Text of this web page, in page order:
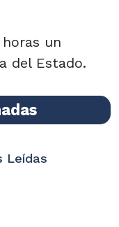
un
del Estado.
Leídas